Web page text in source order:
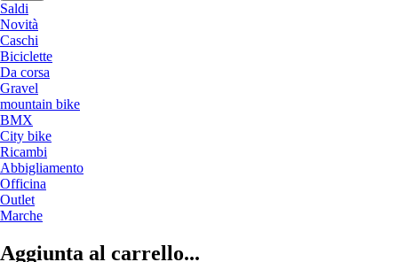
Saldi
Novità
Caschi
Biciclette
Da corsa
Gravel
mountain bike
BMX
City bike
Ricambi
Abbigliamento
Officina
Outlet
Marche
Aggiunta al carrello...